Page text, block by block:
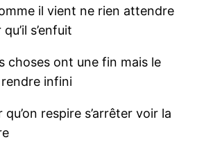
il vient ne rien attendre
s’enfuit
choses ont une fin mais le
infini
respire s’arrêter voir la